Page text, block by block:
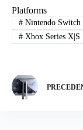
Platforms
#Nintendo Switch
#Xbox Series X|S